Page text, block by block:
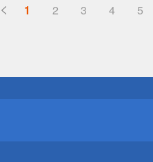
1 2 3 4 5